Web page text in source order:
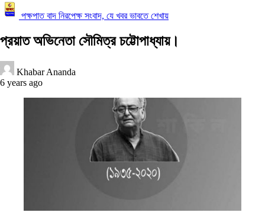
পক্ষপাত বাদ নিরপেক্ষ সংবাদ, যে খবর ভাবতে শেখায়
প্রয়াত অভিনেতা সৌমিত্র চট্টোপাধ্যায়।
Khabar Ananda
6 years ago